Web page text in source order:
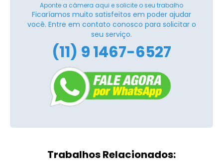
Aponte a câmera aqui e solicite o seu trabalho
Ficaríamos muito satisfeitos em poder ajudar
você. Entre em contato conosco para solicitar o
seu serviço.
(11) 9 1467-6527
Trabalhos Relacionados: